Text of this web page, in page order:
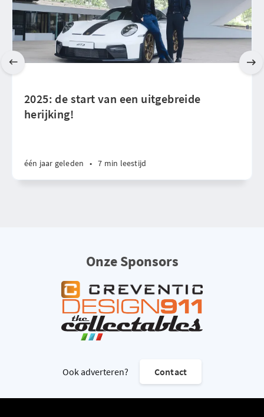
2025: de start van een uitgebreide
herijking!
één jaar geleden • 7 min leestijd
Onze Sponsors
Ook adverteren? Contact